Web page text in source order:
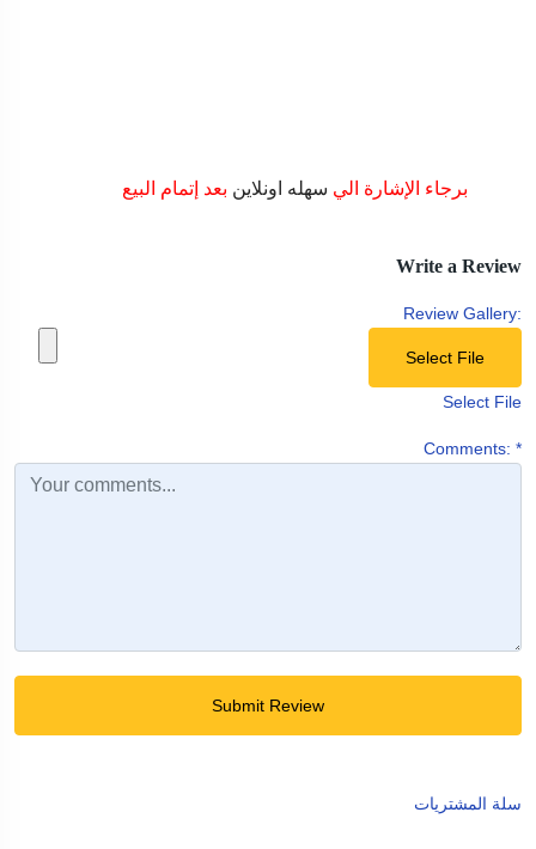
برجاء الإشارة الي سهله اونلاين بعد إتمام البيع
Write a Review
Review Gallery:
Select File
Select File
Comments: *
Submit Review
سلة المشتريات